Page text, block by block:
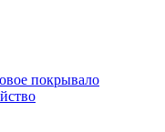
покрывало